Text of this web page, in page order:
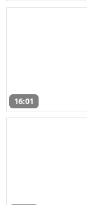
16:01